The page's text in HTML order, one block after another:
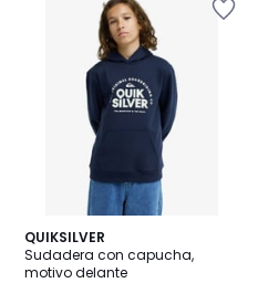
QUIKSILVER
Sudadera con capucha,
motivo delante